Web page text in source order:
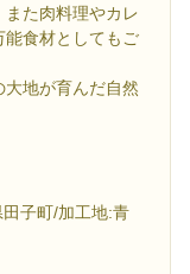
た肉料理やカレ
能食材としてもご
地が育んだ自然
子町/加工地:青